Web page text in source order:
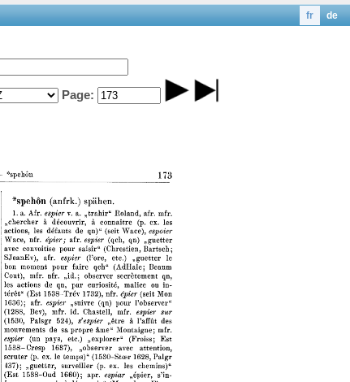
de
fr
Page: